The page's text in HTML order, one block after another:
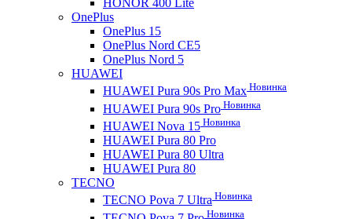
OnePlus
OnePlus 15
OnePlus Nord CE5
OnePlus Nord 5
HUAWEI
HUAWEI Pura 90s Pro Max Новинка
HUAWEI Pura 90s Pro Новинка
HUAWEI Nova 15 Новинка
HUAWEI Pura 80 Pro
HUAWEI Pura 80 Ultra
HUAWEI Pura 80
TECNO
TECNO Pova 7 Ultra Новинка
Новинка